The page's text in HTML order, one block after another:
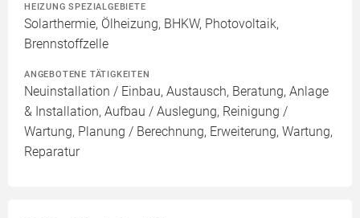
HEIZUNG SPEZIALGEBIETE
Solarthermie, Ölheizung, BHKW, Photovoltaik,
Brennstoffzelle
ANGEBOTENE TÄTIGKEITEN
Neuinstallation / Einbau, Austausch, Beratung, Anlage
& Installation, Aufbau / Auslegung, Reinigung /
Wartung, Planung / Berechnung, Erweiterung, Wartung,
Reparatur